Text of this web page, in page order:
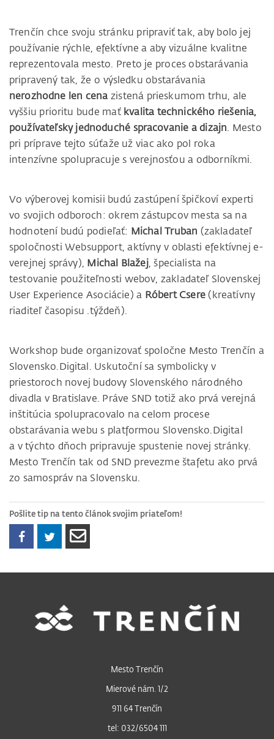
Trenčín chce svoju stránku pripraviť tak, aby bolo jej
používanie rýchle, efektívne a aby vizuálne kvalitne
reprezentovala mesto. Preto je proces obstarávania
pripravený tak, že o výsledku obstarávania
nerozhodne len cena zistená prieskumom trhu, ale
vyššiu prioritu bude mať kvalita technického riešenia,
používateľsky jednoduché spracovanie a dizajn. Mesto
pri príprave tejto súťaže už viac ako pol roka
intenzívne spolupracuje s verejnosťou a odborníkmi.
Vo výberovej komisii budú zastúpení špičkoví experti
vo svojich odboroch: okrem zástupcov mesta sa na
hodnotení budú podieľať: Michal Truban (zakladateľ
spoločnosti Websupport, aktívny v oblasti efektívnej e-
verejnej správy), Michal Blažej, špecialista na
testovanie použiteľnosti webov, zakladateľ Slovenskej
User Experience Asociácie) a Róbert Csere(kreatívny
riaditeľ časopisu .týždeň).
Workshop bude organizovať spoločne Mesto Trenčín a
Slovensko.Digital. Uskutoční sa symbolicky v
priestoroch novej budovy Slovenského národného
divadla v Bratislave. Práve SND totiž ako prvá verejná
inštitúcia spolupracovalo na celom procese
obstarávania webu s platformou Slovensko.Digital
a v týchto dňoch pripravuje spustenie novej stránky.
Mesto Trenčín tak od SND prevezme štafetu ako prvá
zo samospráv na Slovensku.
Pošlite tip na tento článok svojim priateľom!
Mesto Trenčín
Mierové nám. 1/2
911 64 Trenčín
tel: 032/6504 111